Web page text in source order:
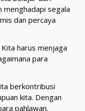
menghadapi segala
dan percaya
Kita harus menjaga
para
berkontribusi
kita. Dengan
pahlawan.